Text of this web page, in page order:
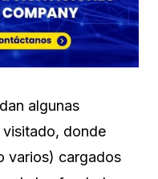
algunas
visitado, donde
varios) cargados